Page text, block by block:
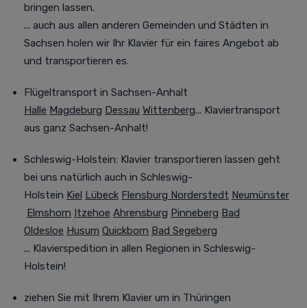
bringen lassen.
... auch aus allen anderen Gemeinden und Städten in
Sachsen holen wir Ihr Klavier für ein faires Angebot ab
und transportieren es.
Flügeltransport in Sachsen-Anhalt
Halle Magdeburg Dessau Wittenberg... Klaviertransport
aus ganz Sachsen-Anhalt!
Schleswig-Holstein: Klavier transportieren lassen geht
bei uns natürlich auch in Schleswig-
Holstein Kiel Lübeck Flensburg Norderstedt Neumünster
Elmshorn Itzehoe Ahrensburg Pinneberg Bad
Oldesloe Husum Quickborn Bad Segeberg
... Klavierspedition in allen Regionen in Schleswig-
Holstein!
ziehen Sie mit Ihrem Klavier um in Thüringen